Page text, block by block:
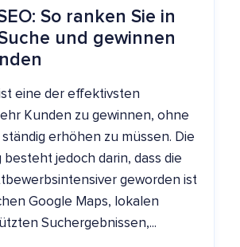
So ranken Sie in
und gewinnen
eine der effektivsten
Kunden zu gewinnen, ohne
ständig erhöhen zu müssen. Die
jedoch darin, dass die
geworden ist
Google Maps, lokalen
Suchergebnissen,...